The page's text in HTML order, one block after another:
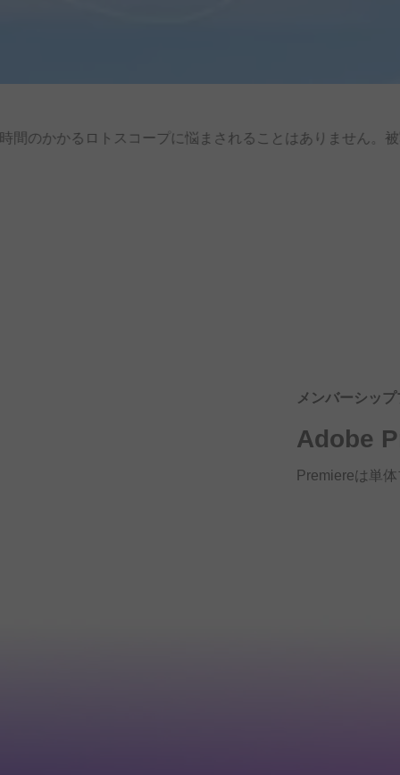
時間のかかる ロトスコープに悩まされる ことはありません。
メンバーシップ
Adobe
Premiereは 単体